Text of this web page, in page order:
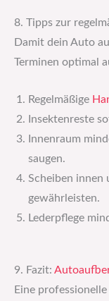
8. Tipps zur
Damit dein Auto
Terminen optimal
Regelmäßige
Insektenreste
Innenraum
saugen.
Scheiben innen
gewährleisten.
Lederpflege
9. Fazit:
Eine professionelle